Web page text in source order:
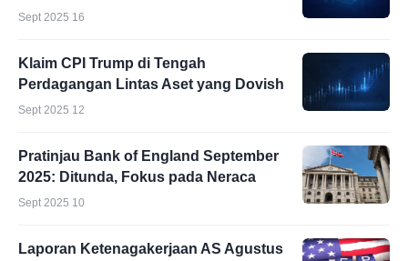
Sept 2025 16
Klaim CPI Trump di Tengah
Perdagangan Lintas Aset yang Dovish
Sept 2025 12
Pratinjau Bank of England September
2025: Ditunda, Fokus pada Neraca
Sept 2025 10
Laporan Ketenagakerjaan AS Agustus